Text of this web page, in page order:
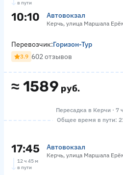
в пути
10:10 Автовокзал
Керчь, улица Маршала
≈ 1589 руб.
Перевозчик:Горизон-Тур
3.9 602 отзывов
Пересадка в Керчи · 7
Общее время в пути:
17:45 Автовокзал
Керчь, улица Маршала
12 ч 45 м
в пути